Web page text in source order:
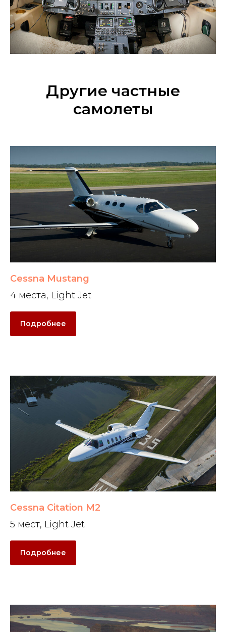
Другие частные
самолеты
Cessna Mustang
4 места, Light Jet
Подробнее
Cessna Citation M2
5 мест, Light Jet
Подробнее